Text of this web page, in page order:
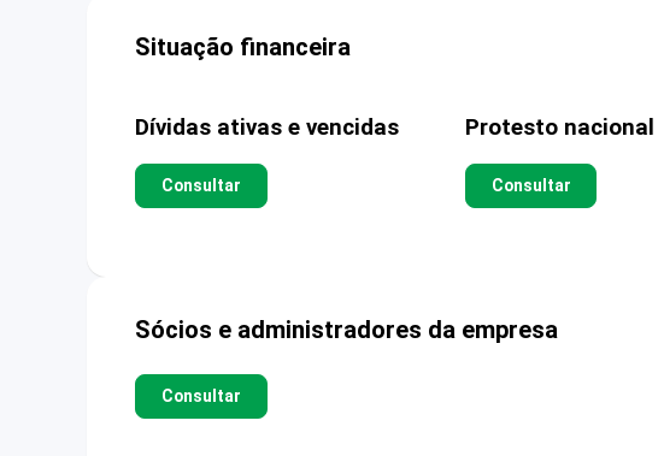
Situação financeira
Dívidas ativas e vencidas
Consultar
Protesto nacional
Consultar
Sócios e administradores da empresa
Consultar